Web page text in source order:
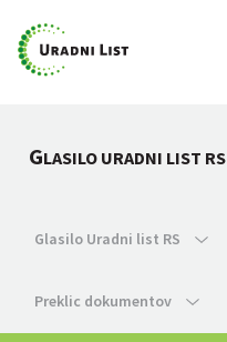
GLASILO URADNI LIST RS
Glasilo Uradni list RS
Preklic dokumentov